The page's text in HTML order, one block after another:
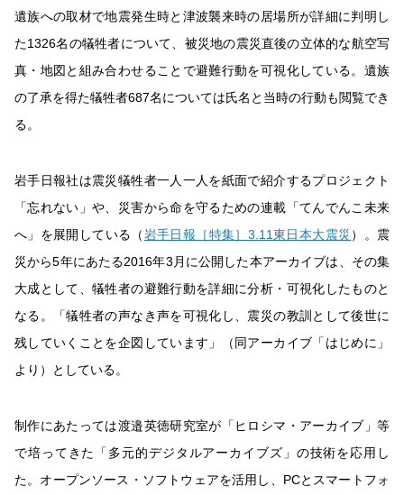
遺族への取材で地震発生時と津波襲来時の居場所が詳細に判明し
た1326名の犠牲者について、被災地の震災直後の立体的な航空写
真・地図と組み合わせることで避難行動を可視化している。遺族
の了承を得た犠牲者687名については氏名と当時の行動も閲覧でき
る。
岩手日報社は震災犠牲者一人一人を紙面で紹介するプロジェクト
「忘れない」や、災害から命を守るための連載「てんでんこ未来
へ」を展開している（岩手日報［特集］3.11東日本大震災 ）。震
災から5年にあたる2016年3月に公開した本アーカイブは、その集
大成として、犠牲者の避難行動を詳細に分析・可視化したものと
なる。「犠牲者の声なき声を可視化し、震災の教訓として後世に
残していくことを企図しています」（同アーカイブ「はじめに」
より）としている。
制作にあたっては渡邉英徳研究室が「ヒロシマ・アーカイブ」等
で培ってきた「多元的デジタルアーカイブズ」の技術を応用し
た。オープンソース・ソフトウェアを活用し、PCとスマートフォ